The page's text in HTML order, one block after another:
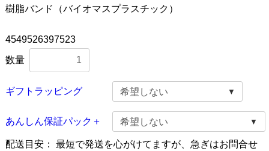
樹脂バンド（バイオマスプラスチック）
4549526397523
数量
ギフトラッピング
あんしん保証パック＋
配送目安： 最短で発送を心がけてますが、急ぎはお問合せ